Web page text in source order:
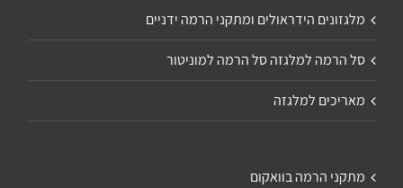
מלגזונים הידראולים ומתקני הרמה ידניים
סל הרמה למלגזה סל הרמה למוניטור
מאריכים למלגזה
מתקני הרמה בוואקום